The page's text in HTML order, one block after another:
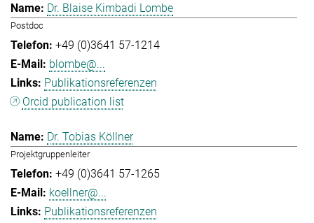
Dr. Blaise Kimbadi Lombe
Postdoc
+49 (0)3641 57-1214
blombe@...
Publikationsreferenzen
Orcid publication list
Dr. Tobias Köllner
Projektgruppenleiter
+49 (0)3641 57-1265
koellner@...
Publikationsreferenzen